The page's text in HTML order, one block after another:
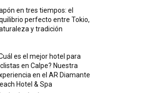
en tres tiempos: el
perfecto entre Tokio,
y tradición
es el mejor hotel para
en Calpe? Nuestra
en el AR Diamante
Hotel & Spa